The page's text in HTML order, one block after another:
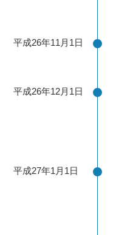
平成26年11月1日
平成26年12月1日
平成27年1月1日